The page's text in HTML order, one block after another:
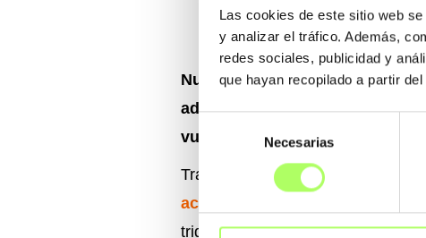
Las cookies de este sitio web
y analizar el tráfico. Además,
redes sociales, publicidad y
que hayan recopilado a partir
de
consentimiento
Necesarias
Nuestra idea es que la jornada
adaptamos a vuestras
vuestros proyectos.
Trataremos en profundidad el
acero
tridimensionales de cualquier